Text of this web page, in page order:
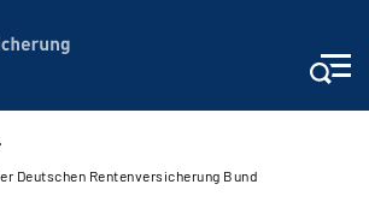
Deutschen Rentenversicherung Bund